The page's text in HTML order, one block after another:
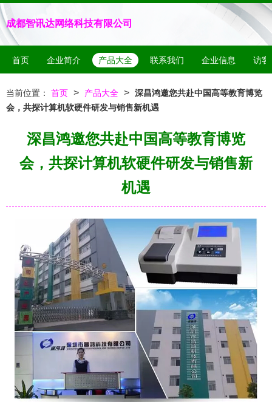
成都智讯达网络科技有限公司
首页 企业简介 产品大全 联系我们 企业信息 访客
当前位置： 首页 > 产品大全 > 深昌鸿邀您共赴中国高等教育博览
会，共探计算机软硬件研发与销售新机遇
深昌鸿邀您共赴中国高等教育博览
会，共探计算机软硬件研发与销售新
机遇